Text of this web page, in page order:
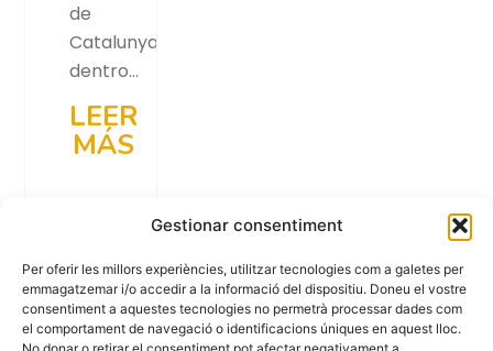
Gestionar consentiment
Per oferir les millors experiències, utilitzar tecnologies com a galetes per
emmagatzemar i/o accedir a la informació del dispositiu. Doneu el vostre
consentiment a aquestes tecnologies no permetrà processar dades com
el comportament de navegació o identificacions úniques en aquest lloc.
de
Catalunya
dentro…
LEER
MÁS